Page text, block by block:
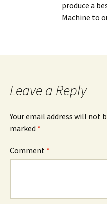
produce a
Machine to
Leave a Reply
Your email address will not
marked *
Comment *